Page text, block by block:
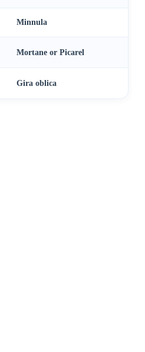
Minnula
Mortane or Picarel
Gira oblica